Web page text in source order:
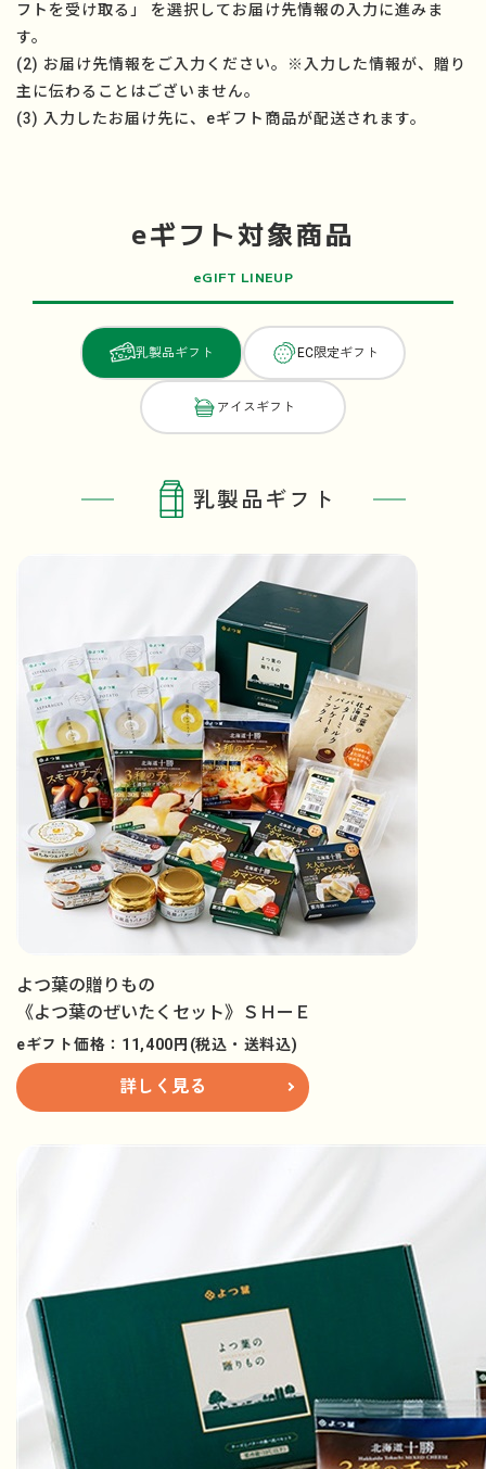
フトを受け取る」 を選択してお届け先情報の入力に進みま
す。
(2) お届け先情報をご入力ください。※入力した情報が、贈り
主に伝わることはございません。
(3) 入力したお届け先に、eギフト商品が配送されます。
eギフト対象商品
eGIFT LINEUP
乳製品ギフト EC限定ギフト
アイスギフト
乳製品ギフト
よつ葉の贈りもの
《よつ葉のぜいたくセット》ＳＨーＥ
eギフト価格：11,400円(税込・送料込)
詳しく見る